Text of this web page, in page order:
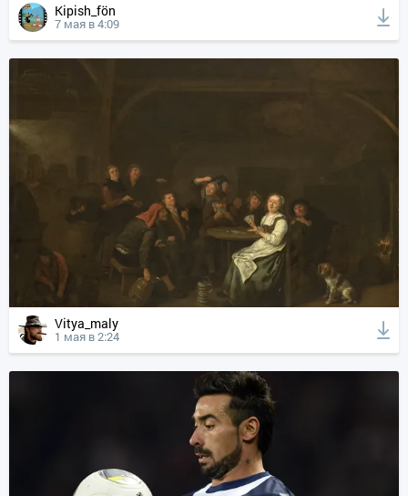
Kipish_fön
7 мая в 4:09
Vitya_maly
1 мая в 2:24